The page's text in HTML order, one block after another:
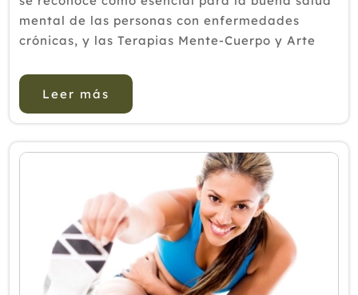
2013
mental de las personas con enfermedades
crónicas, y las Terapias Mente-Cuerpo y Arte
habilidades de regulación emocional en est...
Leer más